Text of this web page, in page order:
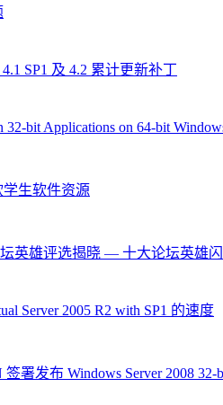
SP1 及 4.2 累计更新补丁
bit Applications on 64-bit
学生软件资源
英雄评选揭晓 — 十大论坛英雄
Server 2005 R2 with SP1 的速度
署发布 Windows Server 2008 32-